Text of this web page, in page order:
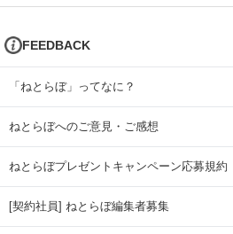
FEEDBACK
「ねとらぼ」ってなに？
ねとらぼへのご意見・ご感想
ねとらぼプレゼントキャンペーン応募規約
[契約社員] ねとらぼ編集者募集